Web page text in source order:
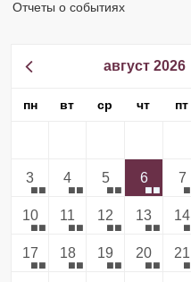
Отчеты о событиях
август 2026
пн вт ср чт пт
3 4 5 6 7
10 11 12 13 14
17 18 19 20 21